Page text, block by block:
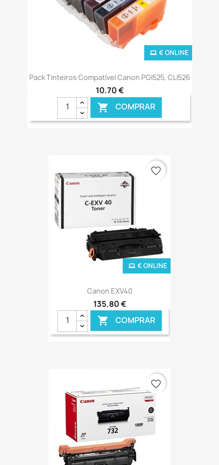
Pack Tinteiros Compatível Canon PGI525, CLI526
10,70 €
 COMPRAR
€ ONLINE
Canon EXV40
135,80 €
 COMPRAR
€ ONLINE
favorite_border
favorite_border